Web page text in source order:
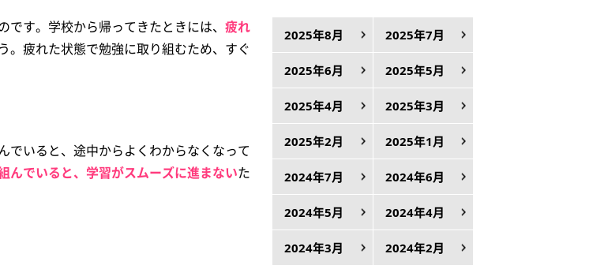
す。学校から帰ってきたときには、 疲れ
。疲れた状態で勉強に取り組むため、すぐ
でいると、途中からよくわからなくなって
んでいると、学習がスムーズに進まないた
2025年8月 2025年7月
2025年6月 2025年5月
2025年4月 2025年3月
2025年2月 2025年1月
2024年7月 2024年6月
2024年5月 2024年4月
2024年3月 2024年2月